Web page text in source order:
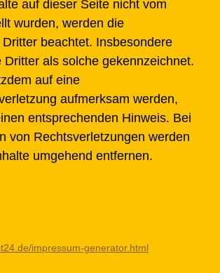
auf dieser Seite nicht vom
wurden, werden die
beachtet. Insbesondere
Dritter als solche gekennzeichnet.
auf eine
aufmerksam werden,
entsprechenden Hinweis. Bei
von Rechtsverletzungen werden
umgehend entfernen.
impressum-generator.html